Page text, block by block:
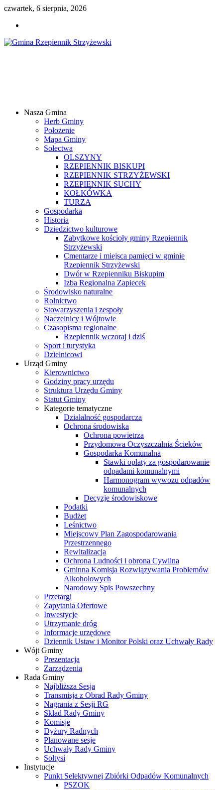
czwartek, 6 sierpnia, 2026
Samorządowy
Internetowy
Nasza Gmina
Herb Gminy
Położenie
Mapa Gminy
Sołectwa
OLSZYNY
RZEPIENNIK BISKUPI
RZEPIENNIK STRZYŻEWSKI
RZEPIENNIK SUCHY
KOŁKÓWKA
TURZA
Gospodarka
Historia
Dziedzictwo kulturowe
Zabytkowe kościoły gminy Rzepiennik
Strzyżewski
Cmentarze i miejsca pamięci w gminie
Rzepiennik Strzyżewski
Dwór w Rzepienniku Biskupim
Izba Regionalna Zapiecek
Środowisko naturalne
Rolnictwo
Stowarzyszenia i zespoły
Naczelnicy i Wójtowie
Czasopisma regionalne
Rzepiennik wczoraj i dziś
Sport i turystyka
Dzielnicowi
Urząd Gminy
Kierownictwo
Godziny pracy urzędu
Struktura Urzędu Gminy
Statut Gminy
Kategorie tematyczne
Działalność gospodarcza
Ochrona środowiska
Ochrona powietrza
Przydomowa Oczyszczalnia Ścieków
Gospodarka Komunalna
Stawki opłaty za gospodarowanie
odpadami komunalnymi
Harmonogram wywozu odpadów
komunalnych
Decyzje środowiskowe
Podatki
Budżet
Leśnictwo
Miejscowy Plan Zagospodarowania
Przestrzennego
Rewitalizacja
Ochrona Ludności i obrona Cywilna
Gminna Komisja Rozwiązywania Problemów
Alkoholowych
Narodowy Spis Powszechny
Przetargi
Zapytania Ofertowe
Inwestycje
Utrzymanie dróg
Informacje urzędowe
Dziennik Ustaw i Monitor Polski oraz Uchwały Rady
Wójt Gminy
Prezentacja
Zarządzenia
Rada Gminy
Najbliższa Sesja
Transmisja z Obrad Rady Gminy
Nagrania z Sesji RG
Skład Rady Gminy
Komisje
Dyżury Radnych
Planowane sesje
Uchwały Rady Gminy
Sołtysi
Instytucje
Punkt Selektywnej Zbiórki Odpadów Komunalnych
PSZOK